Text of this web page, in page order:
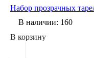
Набор прозрачных
В наличии: 160
В корзину